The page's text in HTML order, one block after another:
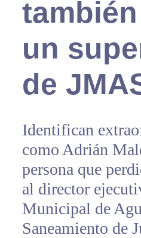
un
de
Identifican
como Adrián
persona que
al director
Municipal de
Saneamiento de